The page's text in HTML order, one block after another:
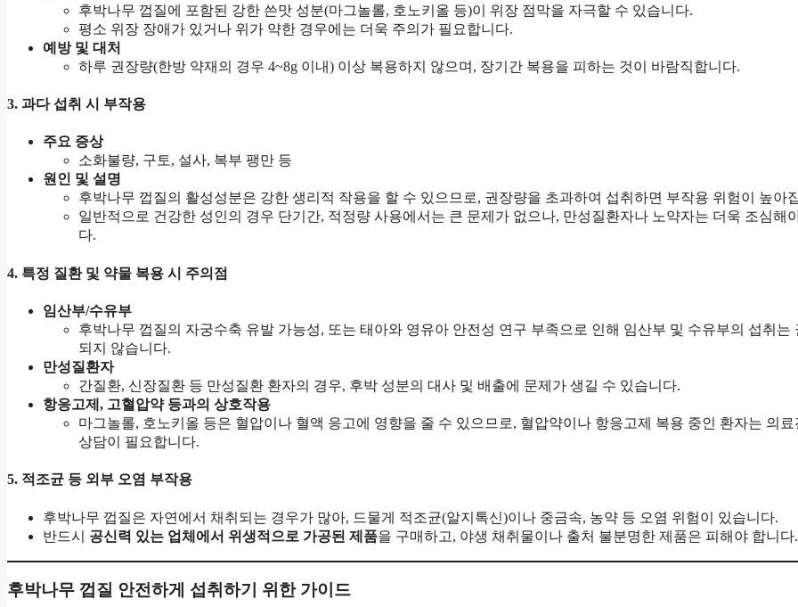
후박나무 껍질에 포함된 강한 쓴맛 성분(마그놀롤, 호노키올 등)이 위장 점막을 자극할 수 있습니다.
평소 위장 장애가 있거나 위가 약한 경우에는 더욱 주의가 필요합니다.
예방 및 대처
하루 권장량(한방 약재의 경우 4~8g 이내) 이상 복용하지 않으며, 장기간 복용을 피하는 것이 바람직합니다.
3. 과다 섭취 시 부작용
주요 증상
소화불량, 구토, 설사, 복부 팽만 등
원인 및 설명
후박나무 껍질의 활성성분은 강한 생리적 작용을 할 수 있으므로, 권장량을 초과하여 섭취하면 부작용 위험이 높아
일반적으로 건강한 성인의 경우 단기간, 적정량 사용에서는 큰 문제가 없으나, 만성질환자나 노약자는 더욱 조심해
다.
4. 특정 질환 및 약물 복용 시 주의점
임산부/수유부
후박나무 껍질의 자궁수축 유발 가능성, 또는 태아와 영유아 안전성 연구 부족으로 인해 임산부 및 수유부의 섭취는
되지 않습니다.
만성질환자
간질환, 신장질환 등 만성질환 환자의 경우, 후박 성분의 대사 및 배출에 문제가 생길 수 있습니다.
항응고제, 고혈압약 등과의 상호작용
마그놀롤, 호노키올 등은 혈압이나 혈액 응고에 영향을 줄 수 있으므로, 혈압약이나 항응고제 복용 중인 환자는 의료
상담이 필요합니다.
5. 적조균 등 외부 오염 부작용
후박나무 껍질은 자연에서 채취되는 경우가 많아, 드물게 적조균(알지톡신)이나 중금속, 농약 등 오염 위험이 있습니다.
반드시 공신력 있는 업체에서 위생적으로 가공된 제품을 구매하고, 야생 채취물이나 출처 불분명한 제품은 피해야 합니다.
후박나무 껍질 안전하게 섭취하기 위한 가이드